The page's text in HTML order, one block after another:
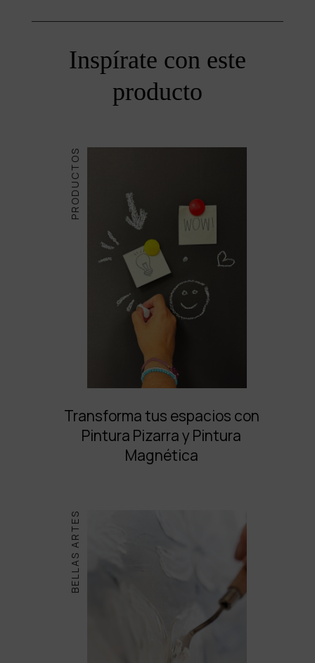
Inspírate con este
producto
PRODUCTOS
Transforma tus espacios con
Pintura Pizarra y Pintura
Magnética
BELLAS ARTES